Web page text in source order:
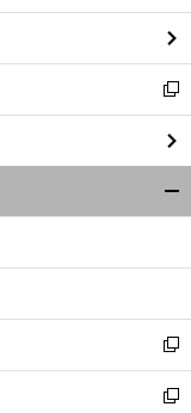
前
ウ
で
開
く
新
し
い
ウ
ィ
ン
ウ
開
く
新
し
い
新